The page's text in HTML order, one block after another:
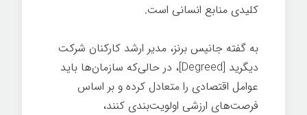
کلیدی منابع انسانی است.
به گفته جانیس برنز، مدیر ارشد کارکنان شرکت
دیگرید [Degreed]، در حالی‌که سازمان‌ها باید
عوامل اقتصادی را متعادل کرده و بر اساس
فرصت‌های ارزشی اولویت‌بندی کنند،